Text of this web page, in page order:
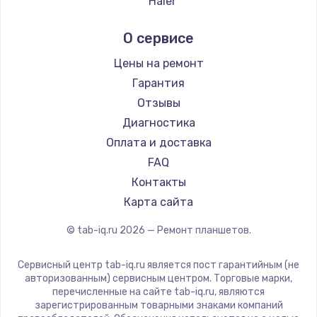
Prestigio
Microsoft
BlackView
Amazon
Aquarius
Philips
Dell
Getac
ZTE
CHUWI
О сервисе
Цены на ремонт
Гарантия
Отзывы
Диагностика
Оплата и доставка
FAQ
Контакты
Карта сайта
© tab-iq.ru 2026 — Ремонт планшетов.
Сервисный центр tab-iq.ru является пост гарантийным (не
авторизованным) сервисным центром. Торговые марки,
перечисленные на сайте tab-iq.ru, являются
зарегистрированным товарными знаками компаний